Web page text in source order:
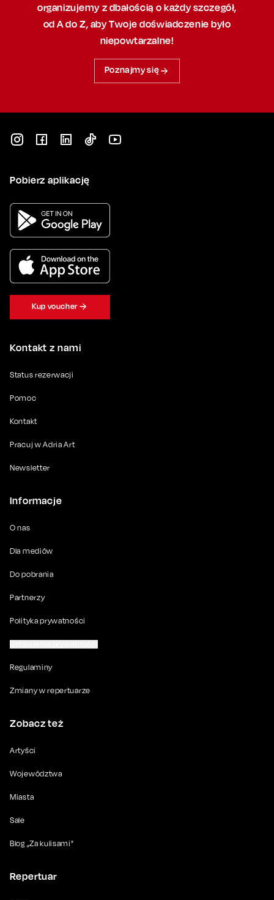
organizujemy z dbałością o każdy szczegół,
od A do Z, abyTwoje doświadczenie było
niepowtarzalne!
Poznajmy się
Kontakt z nami
Status rezerwacji
Pomoc
Kontakt
Pracuj w Adria Art
Newsletter
Informacje
O nas
Dla mediów
Do pobrania
Partnerzy
Polityka prywatności
Regulaminy
Zmiany w repertuarze
Zobacz też
Artyści
Województwa
Miasta
Sale
Blog „Za kulisami”
Repertuar
Pobierz aplikację
Kup voucher